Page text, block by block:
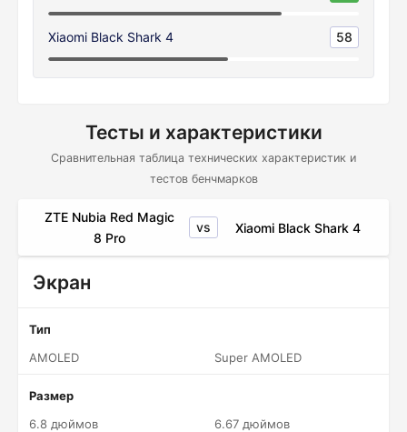
Xiaomi Black Shark 4 58
Тесты и характеристики
Сравнительная таблица технических характеристик и
тестов бенчмарков
ZTE Nubia Red Magic
8 Pro
vs Xiaomi Black Shark 4
Экран
Тип
AMOLED
Super AMOLED
Размер
6.8 дюймов
6.67 дюймов